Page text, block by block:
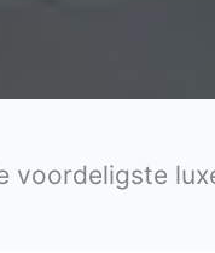
voordeligste